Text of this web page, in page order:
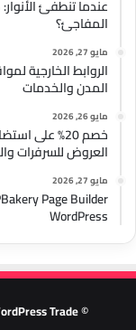
المفاجئ؟
مايو 27, 2026
الروابط الخارجية
المدن والخدمات
مايو 26, 2026
خصم 20%
العروض للسرفرات
مايو 27, 2026
WordPress
© Copyright 2026, All Rights Reserved |
Trade